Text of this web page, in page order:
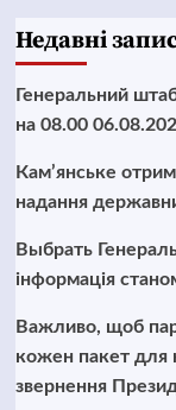
Недавні
Генеральний
на 08.00
Кам’янське
надання
Выбрать
інформація
Важливо, щоб
кожен пакет для
звернення